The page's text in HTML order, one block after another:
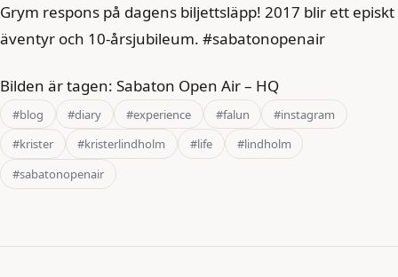
Grym respons på dagens biljettsläpp! 2017 blir ett episkt
äventyr och 10-årsjubileum. #sabatonopenair
Bilden är tagen: Sabaton Open Air – HQ
#blog #diary #experience #falun
#instagram
#krister
#kristerlindholm #life
#lindholm
#sabatonopenair